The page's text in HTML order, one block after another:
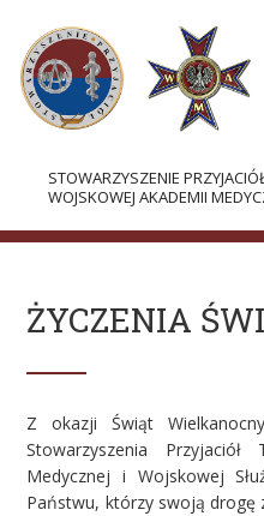
STOWARZYSZENIE
WOJSKOWEJ AKADEMII
O STOWARZYSZENIU
HISTORIA I TRADYCJE
PROJEKTY
ŻYCZENIA
Z okazji Świąt
Stowarzyszenia
Medycznej i Wojskowej
Państwu, którzy swoją drogę